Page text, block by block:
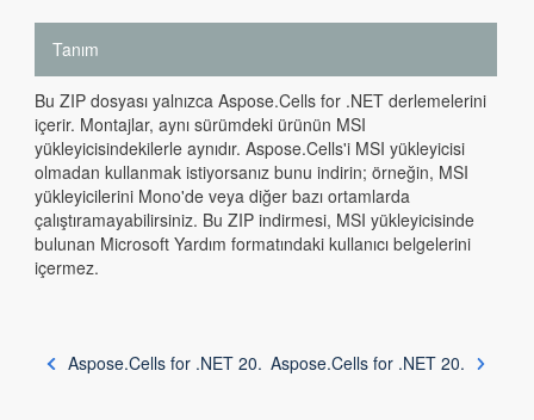
Tanım
Bu ZIP dosyası yalnızca Aspose.Cells for .NET derlemelerini
içerir. Montajlar, aynı sürümdeki ürünün MSI
yükleyicisindekilerle aynıdır. Aspose.Cells'i MSI yükleyicisi
olmadan kullanmak istiyorsanız bunu indirin; örneğin, MSI
yükleyicilerini Mono'de veya diğer bazı ortamlarda
çalıştıramayabilirsiniz. Bu ZIP indirmesi, MSI yükleyicisinde
bulunan Microsoft Yardım formatındaki kullanıcı belgelerini
içermez.
Aspose.Cells for .NET 20. Aspose.Cells for .NET 20.